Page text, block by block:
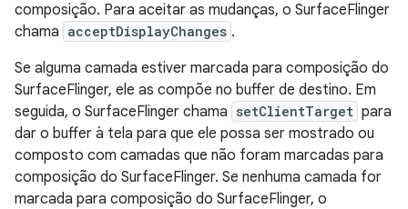
composição. Para aceitar as mudanças, o SurfaceFlinger
chama acceptDisplayChanges .
Se alguma camada estiver marcada para composição do
SurfaceFlinger, ele as compõe no buffer de destino. Em
seguida, o SurfaceFlinger chama setClientTarget para
dar o buffer à tela para que ele possa ser mostrado ou
composto com camadas que não foram marcadas para
composição do SurfaceFlinger. Se nenhuma camada for
marcada para composição do SurfaceFlinger, o